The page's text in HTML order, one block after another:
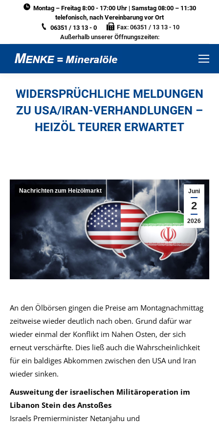
Montag – Freitag 8:00 - 17:00 Uhr | Samstag 08:00 – 11:30
telefonisch, nach Vereinbarung vor Ort
06351 / 13 13 - 0
Fax: 06351 / 13 13 - 10
Außerhalb unserer Öffnungszeiten:
WIDERSPRÜCHLICHE MELDUNGEN
ZU USA/IRAN-VERHANDLUNGEN –
HEIZÖL TEURER ERWARTET
Juni
2
2026
Nachrichten zum Heizölmarkt
An den Ölbörsen gingen die Preise am Montagnachmittag
zeitweise wieder deutlich nach oben. Grund dafür war
wieder einmal der Konflikt im Nahen Osten, der sich
erneut verschärfte. Dies ließ auch die Wahrscheinlichkeit
für ein baldiges Abkommen zwischen den USA und Iran
wieder sinken.
Ausweitung der israelischen Militäroperation im
Libanon Stein des Anstoßes
Israels Premierminister Netanjahu und